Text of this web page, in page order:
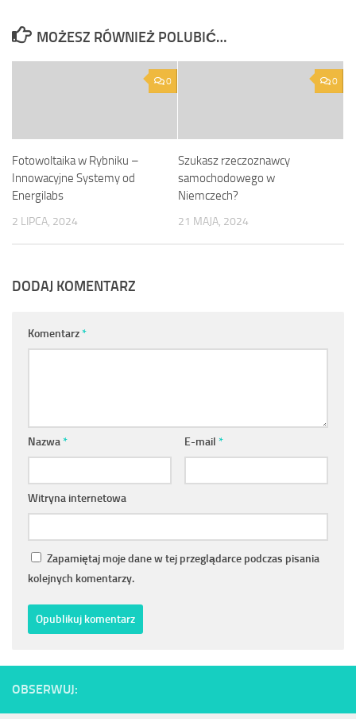
MOŻESZ RÓWNIEŻ POLUBIĆ…
0
Fotowoltaika w Rybniku –
Innowacyjne Systemy od
Energilabs
2 LIPCA, 2024
0
Szukasz rzeczoznawcy
samochodowego w
Niemczech?
21 MAJA, 2024
DODAJ KOMENTARZ
Komentarz*
Nazwa* E-mail *
Witryna internetowa
Zapamiętaj moje dane w tej przeglądarce podczas pisania
kolejnych komentarzy.
OBSERWUJ: